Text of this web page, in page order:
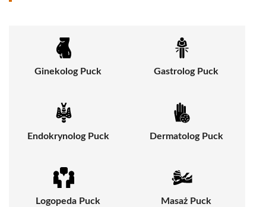
Ginekolog Puck Gastrolog Puck
Endokrynolog Puck Dermatolog Puck
Logopeda Puck Masaż Puck